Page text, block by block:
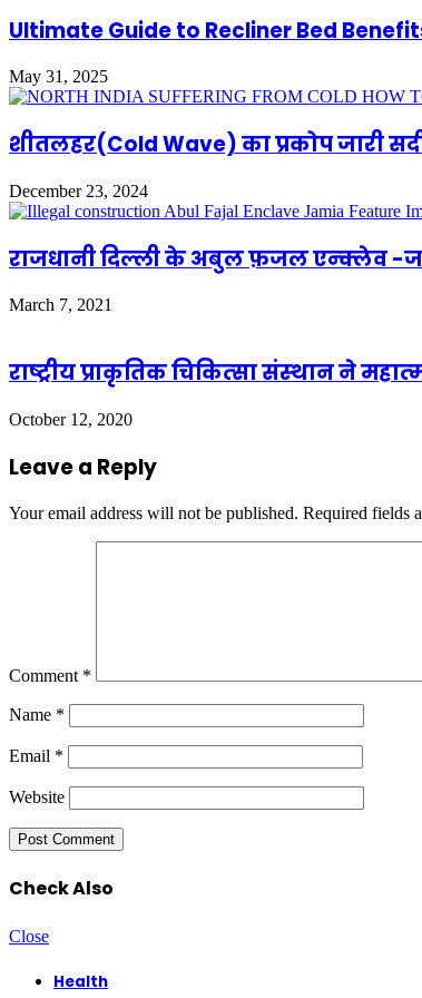
Ultimate Guide to Recliner Bed
May 31, 2025
शीतलहर(Cold Wave) का प्रकोप जारी
December 23, 2024
राजधानी दिल्ली के अबुल फ़जल एन्क्लेव -
March 7, 2021
राष्‍ट्रीय प्राकृतिक चिकित्‍सा संस्‍थान ने
October 12, 2020
Leave a Reply
Your email address will not be published. Required fields
Comment *
Name *
Email *
Website
Check Also
Close
Health